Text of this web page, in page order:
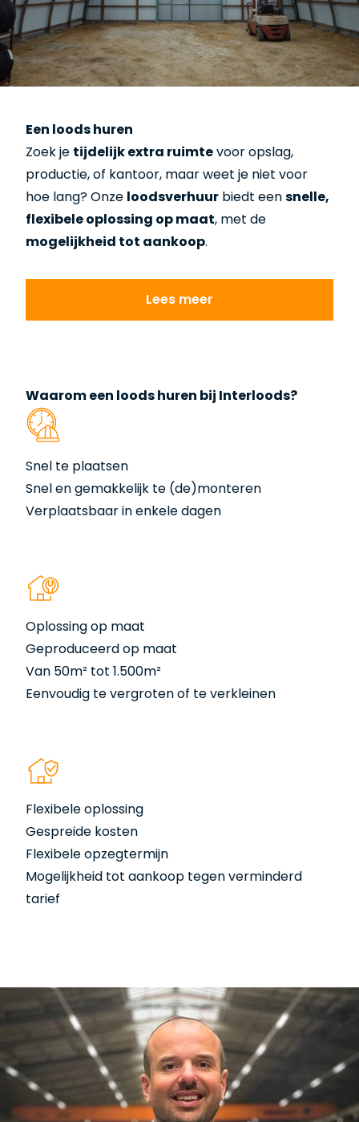
Een loods huren
Zoek je tijdelijk extra ruimtevoor opslag,
productie, of kantoor, maar weet je niet voor
hoe lang? Onze loodsverhuur biedt eensnelle,
flexibele oplossing op maat, met de
mogelijkheid tot aankoop.
Lees meer
Lees meer
Waarom een loods huren bij Interloods?​​
Snel te plaatsen
Snel en gemakkelijk te (de)monteren
Verplaatsbaar in enkele dagen
Oplossing op maat
Geproduceerd op maat
Van 50m² tot 1.500m²
Eenvoudig te vergroten of te verkleinen
Flexibele oplossing
Gespreide kosten
Flexibele opzegtermijn
Mogelijkheid tot aankoop tegen verminderd
tarief